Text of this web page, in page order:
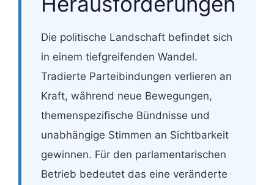
Die politische Landschaft befindet sich
in einem tiefgreifenden Wandel.
Tradierte Parteibindungen verlieren an
Kraft, während neue Bewegungen,
themenspezifische Bündnisse und
unabhängige Stimmen an Sichtbarkeit
gewinnen. Für den parlamentarischen
Betrieb bedeutet das eine veränderte